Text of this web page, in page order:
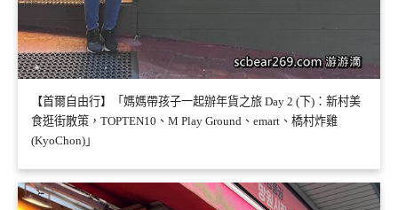
【首爾自由行】「媽媽帶孩子一起辦年貨之旅 Day 2 (下)：新村美
食逛街散策，TOPTEN10、M Play Ground、emart、橋村炸雞
(KyoChon)」